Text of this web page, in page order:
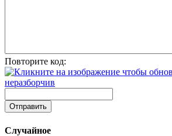
Повторите код:
Отправить
Случайное